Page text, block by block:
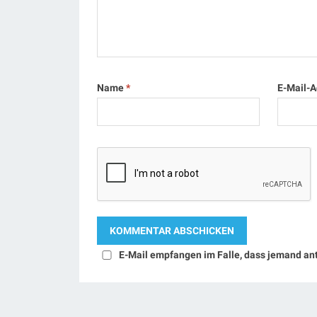
Name* E-Mail-
E-Mail empfangen im Falle, dass jemand